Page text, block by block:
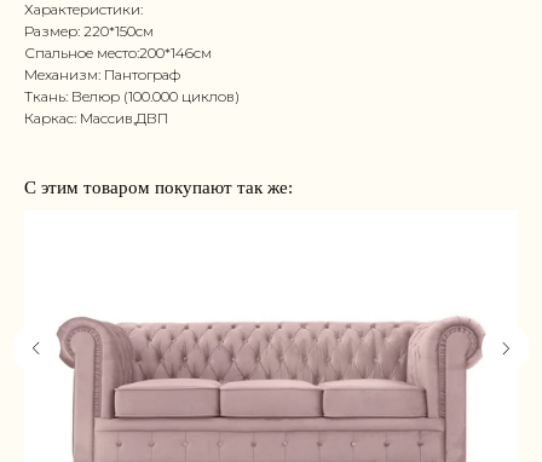
Характеристики:
Размер: 220*150см
Спальное место:200*146см
Механизм: Пантограф
Ткань: Велюр (100.000 циклов)
Каркас: Массив,ДВП
С этим товаром покупают так же: